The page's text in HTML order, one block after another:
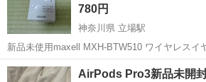
780円
神奈川県 立場駅
新品未使用maxell MXH-BTW510 ワイヤレス
です。主人に買ってもらいましたが数カ月使っ
が、使ってみようと思って充電をしましたが、
神奈川 横浜市 オーディオ
AirPods Pro3新品未開